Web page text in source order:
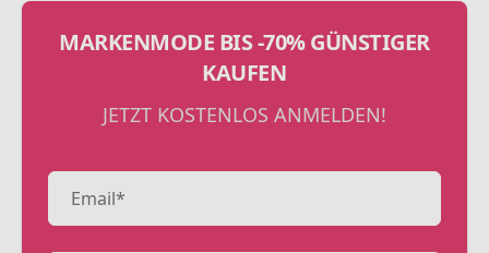
MARKENMODE BIS -70% GÜNSTIGER
KAUFEN
JETZT KOSTENLOS ANMELDEN!